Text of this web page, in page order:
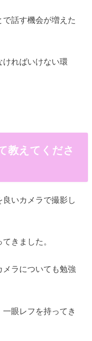
で話す機会が増えた
ければいけない環
教えてくださ
いカメラで撮影し
きました。
ラについても勉強
眼レフを持ってき